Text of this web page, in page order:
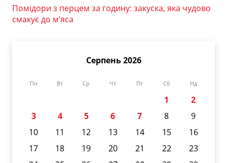
Помідори з перцем за годину: закуска, яка чудово
смакує до м’яса
Серпень 2026
Пн Вт Ср Чт Пт Сб Нд
1
2
3
4 5 6 7 8
9
10
11 12 13 14 15
16
17
18 19 20 21 22
23